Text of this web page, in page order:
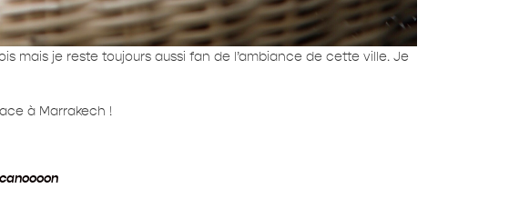
mais je reste toujours aussi fan de l’ambiance de cette ville. Je
à Marrakech !